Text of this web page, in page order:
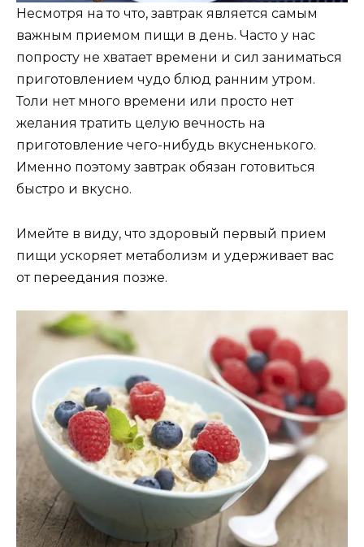
Несмотря на то что, завтрак является самым
важным приемом пищи в день. Часто у нас
попросту не хватает времени и сил заниматься
приготовлением чудо блюд ранним утром.
Толи нет много времени или просто нет
желания тратить целую вечность на
приготовление чего-нибудь вкусненького.
Именно поэтому завтрак обязан готовиться
быстро и вкусно.
Имейте в виду, что здоровый первый прием
пищи ускоряет метаболизм и удерживает вас
от переедания позже.